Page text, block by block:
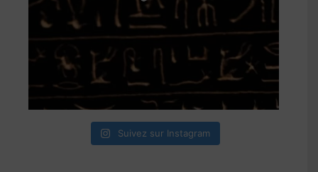
Suivez sur Instagram